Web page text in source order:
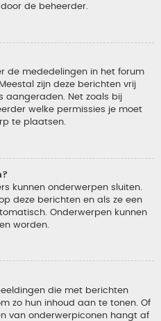
de beheerder.
de mededelingen in het forum
zijn deze berichten vrij
aangeraden. Net zoals bij
welke permissies je moet
te plaatsen.
kunnen onderwerpen sluiten.
deze berichten en als ze een
Onderwerpen kunnen
worden.
die met berichten
zo hun inhoud aan te tonen. Of
van onderwerpiconen hangt af